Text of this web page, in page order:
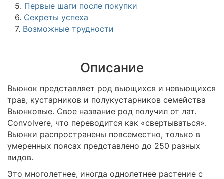
5. Первые шаги после покупки
6. Секреты успеха
7. Возможные трудности
Описание
Вьюнок представляет род вьющихся и невьющихся
трав, кустарников и полукустарников семейства
Вьюнковые. Свое название род получил от лат.
Convolvere, что переводится как «свертываться».
Вьюнки распространены повсеместно, только в
умеренных поясах представлено до 250 разных
видов.
Это многолетнее, иногда однолетнее растение с